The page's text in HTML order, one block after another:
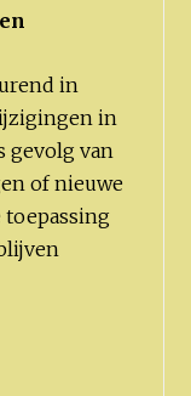
in
in
gevolg van
of nieuwe